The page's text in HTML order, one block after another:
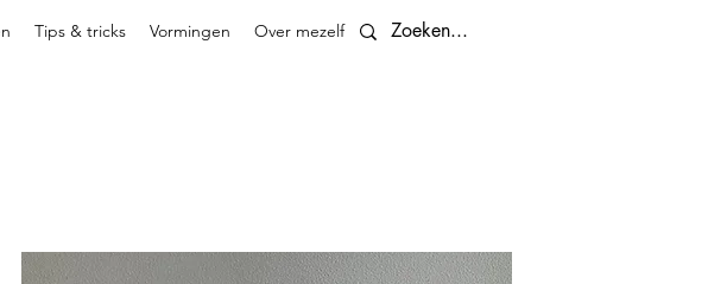
Tips & tricks Vormingen Over mezelf Contact